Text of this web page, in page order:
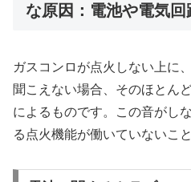
な原因：電池や電気回
ガスコンロが点火しない上に
聞こえない場合、そのほとん
によるものです。この音がし
る点火機能が働いていないこ